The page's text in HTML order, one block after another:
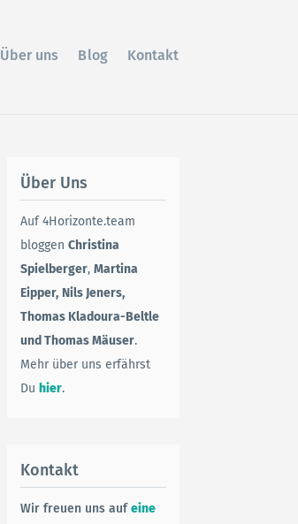
Über uns Blog Kontakt
Über Uns
Auf 4Horizonte.team
bloggenChristina
Spielberger,Martina
Eipper, Nils Jeners,
Thomas Kladoura-Beltle
und Thomas Mäuser.
Mehr über uns erfährst
Du hier.
Kontakt
Wir freuen uns aufeine